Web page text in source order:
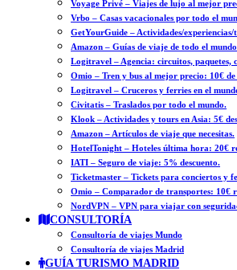
Voyage Privé – Viajes de lujo al mejor
Vrbo – Casas vacacionales por todo el
GetYourGuide – Actividades/experiencias/
Amazon – Guías de viaje de todo el
Logitravel – Agencia: circuitos, paquetes,
Omio – Tren y bus al mejor precio: 10€
Logitravel – Cruceros y ferries en el
Civitatis – Traslados por todo el mundo.
Klook – Actividades y tours en Asia: 5€
Amazon – Artículos de viaje que necesitas.
HotelTonight – Hoteles última hora: 20€
IATI – Seguro de viaje: 5% descuento.
Ticketmaster – Tickets para conciertos y
Omio – Comparador de transportes: 10€
NordVPN – VPN para viajar con
CONSULTORÍA
Consultoría de viajes Mundo
Consultoría de viajes Madrid
GUÍA TURISMO MADRID